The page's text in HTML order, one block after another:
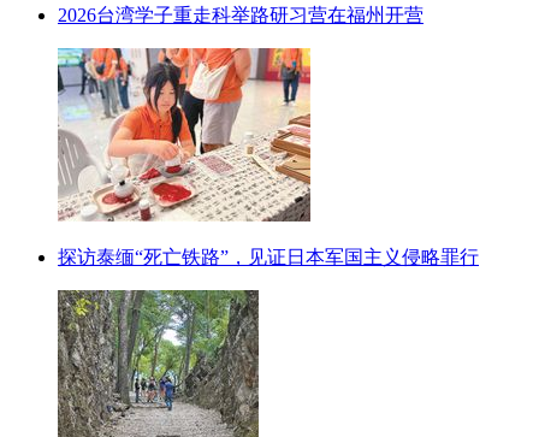
2026台湾学子重走科举路研习营在福州开营
探访泰缅“死亡铁路”，见证日本军国主义侵略罪行